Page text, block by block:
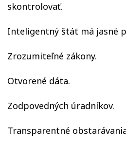
skontrolovať.
Inteligentný štát má jasné
Zrozumiteľné zákony.
Otvorené dáta.
Zodpovedných úradníkov.
Transparentné